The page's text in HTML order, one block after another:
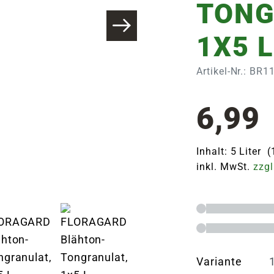
1X5 L
Artikel-Nr.:
6,99
Inhalt: 5 Liter
inkl. MwSt.
Variante